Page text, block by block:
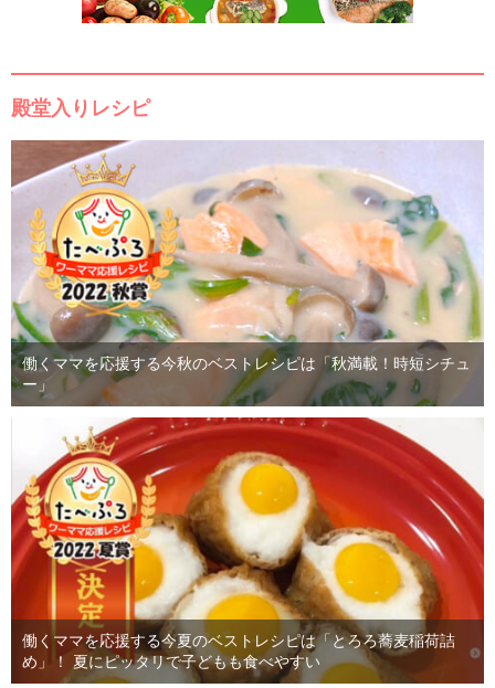
殿堂入りレシピ
働くママを応援する今秋のベストレシピは「秋満載！時短シチュ
ー」
働くママを応援する今夏のベストレシピは「とろろ蕎麦稲荷詰
め」！ 夏にピッタリで子どもも食べやすい